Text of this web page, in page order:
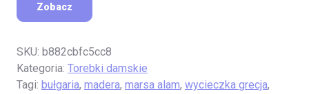
Zobacz
SKU: b882cbfc5cc8
Kategoria: Torebki damskie
Tagi: bułgaria, madera, marsa alam, wycieczka grecja,